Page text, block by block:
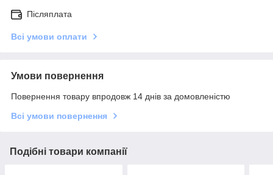
Післяплата
Всі умови оплати
Умови повернення
Повернення товару впродовж 14 днів за домовленістю
Всі умови повернення
Подібні товари компанії